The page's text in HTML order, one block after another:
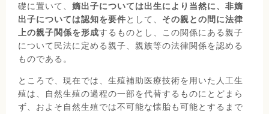
礎に置いて、嫡出子については出生により当然に、非嫡
出子については認知を要件として、 その親との間に法律
上の親子関係を形成するものとし、この関係にある親子
について民法に定める親子、親族等の法律関係を認める
ものである。
ところで、現在では、生殖補助医療技術を用いた人工生
殖は、自然生殖の過程の一部を代替するものにとどまら
ず、およそ自然生殖では不可能な懐胎も可能とするまで